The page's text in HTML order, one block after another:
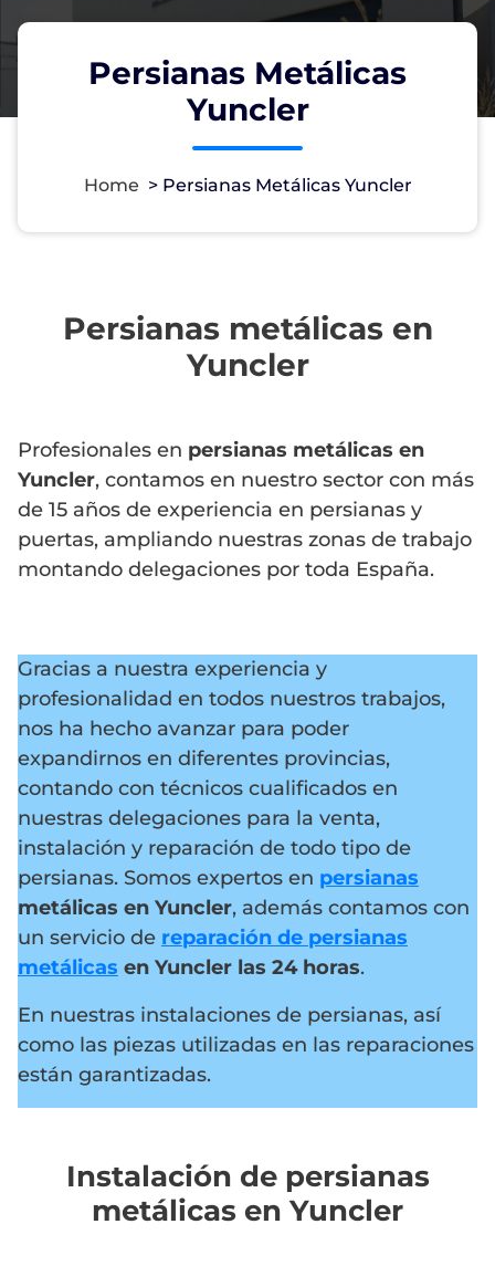
Persianas Metálicas
Yuncler
Home > Persianas Metálicas Yuncler
Persianas metálicas en
Yuncler
Profesionales en persianas metálicas en
Yuncler, contamos en nuestro sector con más
de 15 años de experiencia en persianas y
puertas, ampliando nuestras zonas de trabajo
montando delegaciones por toda España.
Gracias a nuestra experiencia y
profesionalidad en todos nuestros trabajos,
nos ha hecho avanzar para poder
expandirnos en diferentes provincias,
contando con técnicos cualificados en
nuestras delegaciones para la venta,
instalación y reparación de todo tipo de
persianas. Somos expertos en persianas
metálicas en Yuncler, además contamos con
un servicio de reparación de persianas
metálicas en Yuncler las 24 horas.
En nuestras instalaciones de persianas, así
como las piezas utilizadas en las reparaciones
están garantizadas.
Instalación de persianas
metálicas en Yuncler